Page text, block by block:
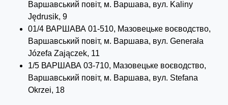
Варшавський повіт, м. Варшава, вул. Kaliny
Jędrusik, 9
01/4 ВАРШАВА 01-510, Мазовецьке воєводство,
Варшавський повіт, м. Варшава, вул. Generała
Józefa Zajączek, 11
1/5 ВАРШАВА 03-710, Мазовецьке воєводство,
Варшавський повіт, м. Варшава, вул. Stefana
Okrzei, 18